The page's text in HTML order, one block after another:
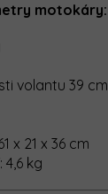
motokáry:
volantu 39 cm
x 21 x 36 cm
kg